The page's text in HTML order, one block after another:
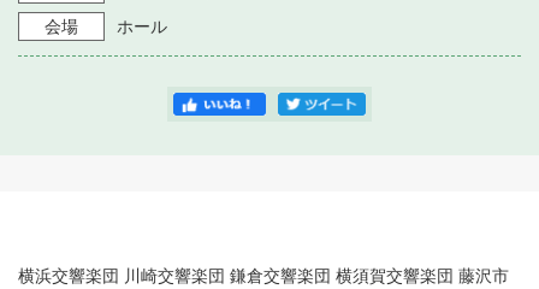
・ 芸術参与
会場
ホール
横浜交響楽団 川崎交響楽団 鎌倉交響楽団 横須賀交響楽団 藤沢市